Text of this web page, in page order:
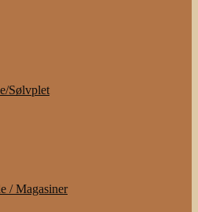
Sølvplet
/ Magasiner